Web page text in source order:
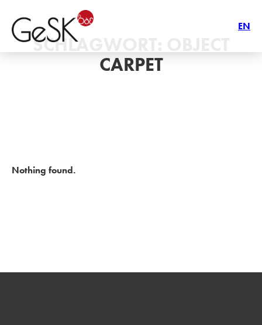
EN
SCHLAGWORT:
CARPET
Nothing found.